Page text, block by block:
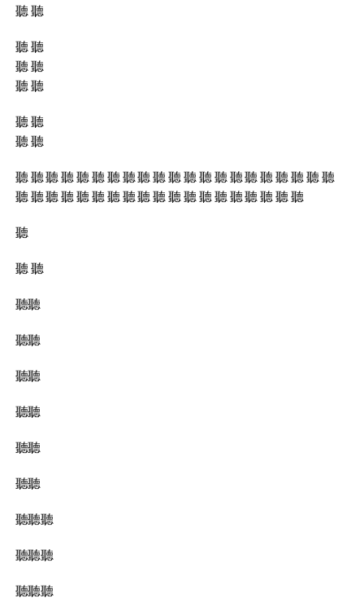
聽 聽
聽 聽
聽 聽
聽 聽
聽 聽
聽 聽
聽 聽 聽 聽 聽 聽 聽 聽 聽 聽 聽 聽 聽 聽 聽 聽 聽 聽 聽 聽 聽
聽 聽 聽 聽 聽 聽 聽 聽 聽 聽 聽 聽 聽 聽 聽 聽 聽 聽 聽
聽
聽 聽
聽聽
聽聽
聽聽
聽聽
聽聽
聽聽
聽聽聽
聽聽聽
聽聽聽